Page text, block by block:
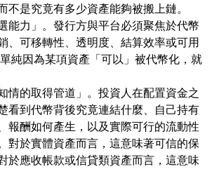
不是究竟有多少資產能夠被搬上鏈。
能力」。發行方與平台必須聚焦於代幣
、可移轉性、透明度、結算效率或可用
純因為某項資產「可以」被代幣化，就
情的取得管道」。投資人在配置資金之
看到代幣背後究竟連結什麼、自己持有
報酬如何產生，以及實際可行的流動性
對於實體資產而言，這意味著可信的保
於應收帳款或信貸類資產而言，這意味